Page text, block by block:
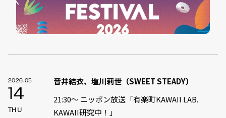
2026.05
14
THU
音井結衣、塩川莉世（SWEET STEADY）
21:30〜 ニッポン放送「有楽町KAWAII LAB.
KAWAII研究中！」